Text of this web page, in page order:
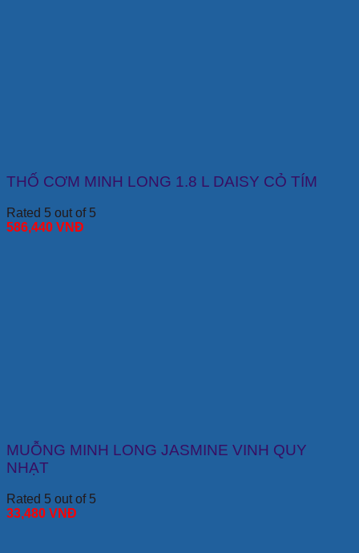
THỐ CƠM MINH LONG 1.8 L DAISY CỎ TÍM
Rated 5 out of 5
586,440 VNĐ
MUỖNG MINH LONG JASMINE VINH QUY
NHẠT
Rated 5 out of 5
33,480 VNĐ